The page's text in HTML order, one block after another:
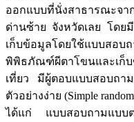
ออกแบบที่นั่งสาธารณะจ
ด่านซ้าย จังหวัดเลย โดย
เก็บข้อมูลโดยใช้แบบสอบ
พิพิธภัณฑ์ผีตาโขนและเก็
เที่ยว มีผู้ตอบแบบสอบถ
ตัวอย่างง่าย (Simple
ได้แก่ แบบสอบถามแบบต